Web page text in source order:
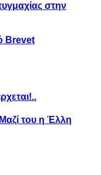
στην
Brevet
του η Έλλη